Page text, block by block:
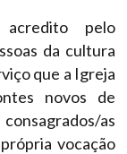
pelo
da cultura
que a Igreja
novos de
as
vocação